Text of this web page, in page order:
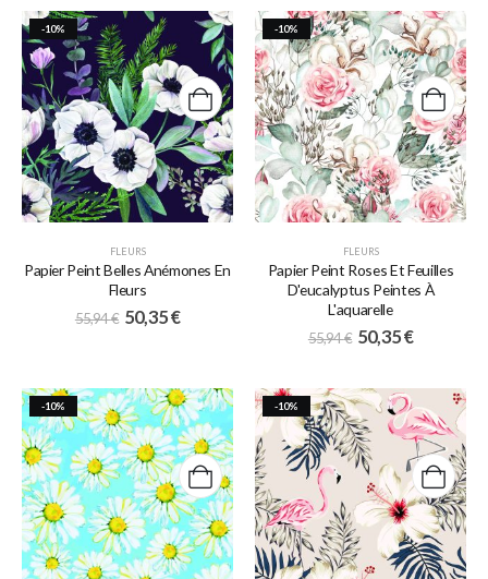
-10%
FLEURS
Papier Peint Belles Anémones En
Fleurs
55,94€ 50,35€
-10%
FLEURS
Papier Peint Roses Et Feuilles
D'eucalyptus Peintes À
L'aquarelle
55,94€ 50,35€
-10% -10%